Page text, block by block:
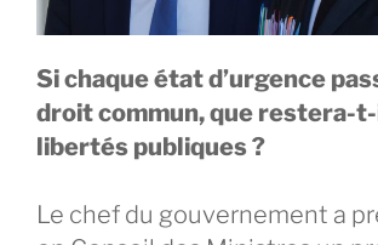
Si chaque état d’urgence
droit commun, que restera-
libertés publiques ?
Le chef du gouvernement a